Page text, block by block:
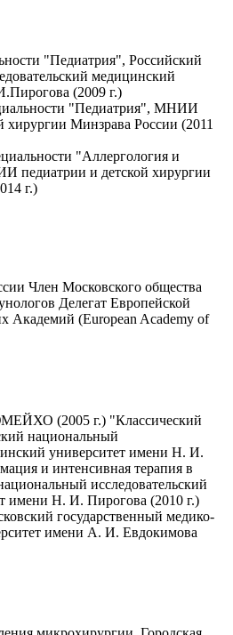
"Педиатрия", Российский
медицинский
(2009 г.)
"Педиатрия", МНИИ
хирургии Минзрава России (2011
"Аллергология и
педиатрии и детской хирургии
г.)
Член Московского общества
Делегат Европейской
Академий (European Academy of
(2005 г.) "Классический
национальный
университет имени Н. И.
и интенсивная терапия в
исследовательский
имени Н. И. Пирогова (2010 г.)
государственный медико-
имени А. И. Евдокимова